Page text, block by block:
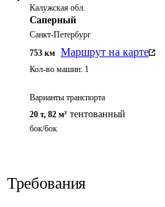
Калужская обл.
Саперный
Санкт-Петербург
753 км Маршрут на карте
Кол-во машин: 1
Варианты транспорта
20 т, 82 м³ тентованный
бок/бок
Требования